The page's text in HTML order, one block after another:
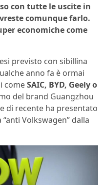
con tutte le uscite in
comunque farlo.
economiche come
previsto con sibillina
anno fa è ormai
comeSAIC, BYD, Geely o
del brand Guangzhou
di recente ha presentato
Volkswagen” dalla